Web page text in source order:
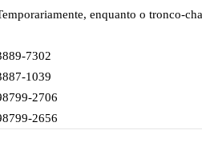
enquanto o tronco-
7302
1039
2706
2656